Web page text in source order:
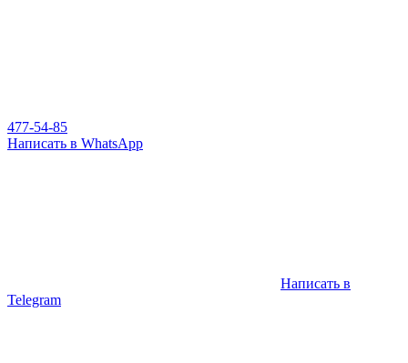
477-54-85
Написать в WhatsApp
Написать в
Telegram